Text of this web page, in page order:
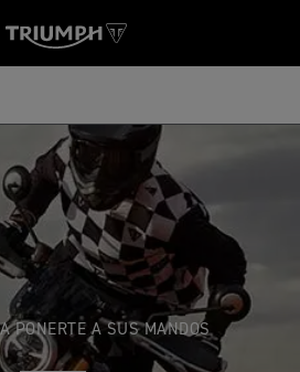
PONERTE A SUS MANDOS